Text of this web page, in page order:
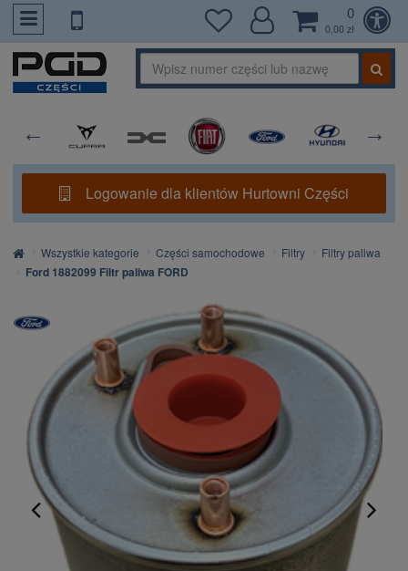
PrzejdzDoTresci
0
0,00 zł
Logowanie dla klientów Hurtowni Części
Strona
główna
Wszystkie kategorie Części samochodowe Filtry Filtry paliwa
Ford 1882099 Filtr paliwa FORD